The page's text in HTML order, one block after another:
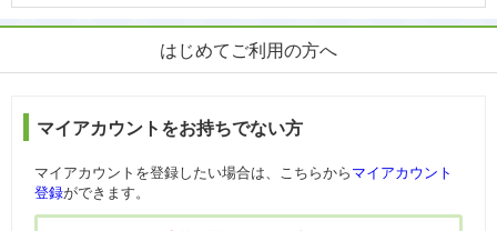
はじめてご利用の方へ
マイアカウントをお持ちでない方
マイアカウントを登録したい場合は、こちらから マイアカウント
登録ができます。